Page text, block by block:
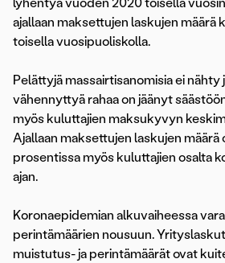
ajallaan maksettujen laskujen määrä
toisella vuosipuoliskolla.
Pelättyjä massairtisanomisia ei
vähennyttyä rahaa on jäänyt
myös kuluttajien maksukyvyn
Ajallaan maksettujen laskujen
prosentissa myös kuluttajien osalta
ajan.
Koronaepidemian alkuvaiheessa
perintämäärien nousuun.
muistutus- ja perintämäärät ovat